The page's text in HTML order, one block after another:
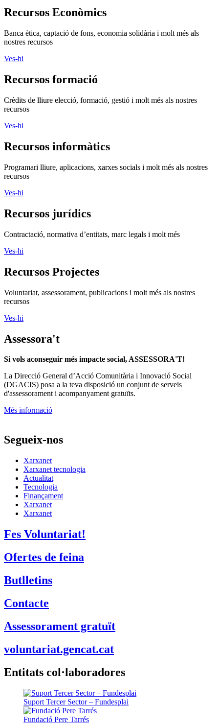
Recursos Econòmics
Banca ètica, captació de fons, economia solidària i molt més als
nostres recursos
Ves-hi
Recursos formació
Crèdits de lliure elecció, formació, gestió i molt més als nostres
recursos
Ves-hi
Recursos informàtics
Programari lliure, aplicacions, xarxes socials i molt més als nostres
recursos
Ves-hi
Recursos jurídics
Contractació, normativa d’entitats, marc legals i molt més
Ves-hi
Recursos Projectes
Voluntariat, assessorament, publicacions i molt més als nostres
recursos
Ves-hi
Assessora't
Si vols aconseguir més impacte social, ASSESSORA'T!
La Direcció General d’Acció Comunitària i Innovació Social
(DGACIS) posa a la teva disposició un conjunt de serveis
d'assessorament i acompanyament gratuïts.
Més informació
Segueix-nos
Xarxanet
Xarxanet tecnologia
Actualitat
Tecnologia
Finançament
Xarxanet
Xarxanet
Fes Voluntariat!
Ofertes de feina
Butlletins
Contacte
Assessorament gratuït
voluntariat.gencat.cat
Entitats col·laboradores
Suport Tercer Sector – Fundesplai
Fundació Pere Tarrés